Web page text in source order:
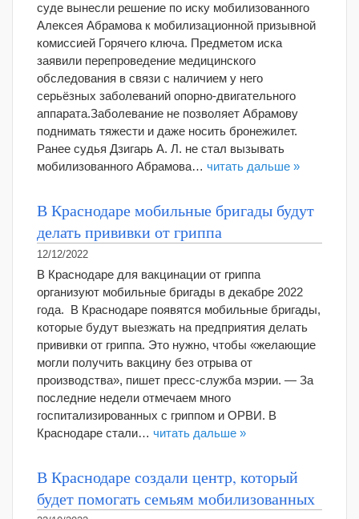
суде вынесли решение по иску мобилизованного
Алексея Абрамова к мобилизационной призывной
комиссией Горячего ключа. Предметом иска
заявили перепроведение медицинского
обследования в связи с наличием у него
серьёзных заболеваний опорно-двигательного
аппарата.Заболевание не позволяет Абрамову
поднимать тяжести и даже носить бронежилет.
Ранее судья Дзигарь А. Л. не стал вызывать
мобилизованного Абрамова… читать дальше »
В Краснодаре мобильные бригады будут
делать прививки от гриппа
12/12/2022
В Краснодаре для вакцинации от гриппа
организуют мобильные бригады в декабре 2022
года. В Краснодаре появятся мобильные бригады,
которые будут выезжать на предприятия делать
прививки от гриппа. Это нужно, чтобы «желающие
могли получить вакцину без отрыва от
производства», пишет пресс-служба мэрии. — За
последние недели отмечаем много
госпитализированных с гриппом и ОРВИ. В
Краснодаре стали… читать дальше »
В Краснодаре создали центр, который
будет помогать семьям мобилизованных